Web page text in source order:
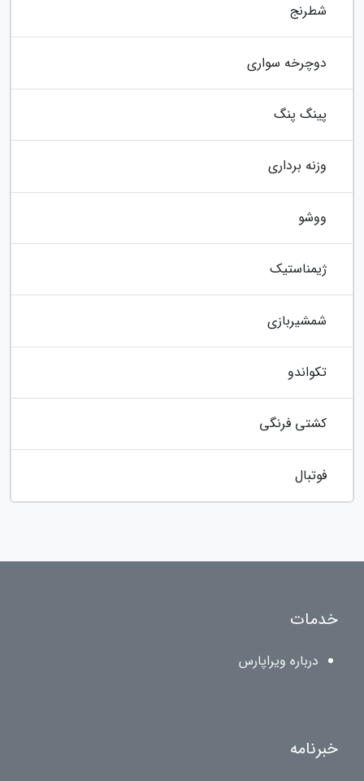
شطرنج
دوچرخه سواری
پینگ پنگ
وزنه برداری
ووشو
ژیمناستیک
شمشیربازی
تکواندو
کشتی فرنگی
فوتبال
خدمات
درباره ویراپارس
خبرنامه